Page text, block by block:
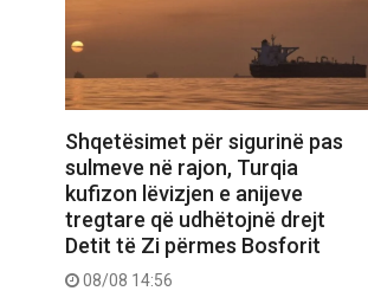
Shqetësimet për sigurinë pas
sulmeve në rajon, Turqia
kufizon lëvizjen e anijeve
tregtare që udhëtojnë drejt
Detit të Zi përmes Bosforit
08/08 14:56